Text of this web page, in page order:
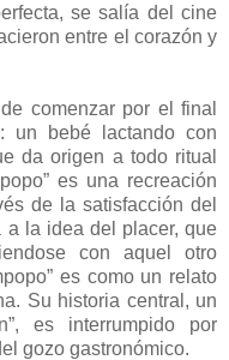
se salía del cine
entre el corazón y
comenzar por el final
un bebé lactando con
da origen a todo ritual
es una recreación
de la satisfacción del
a la idea del placer, que
con aquel otro
es como un relato
Su historia central, un
es interrumpido por
gozo gastronómico.